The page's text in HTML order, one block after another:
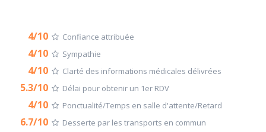
4/10 Confiance attribuée
4/10 Sympathie
4/10 Clarté des informations médicales délivrées
5.3/10 Délai pour obtenir un 1er RDV
4/10 Ponctualité/Temps en salle d'attente/Retard
6.7/10 Desserte par les transports en commun